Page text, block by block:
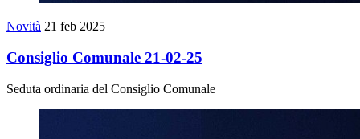
Novità 21 feb 2025
Consiglio Comunale 21-02-25
Seduta ordinaria del Consiglio Comunale